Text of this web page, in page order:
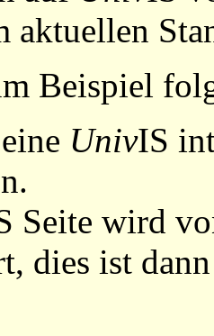
aktuellen
Beispiel
UnivIS
Seite wird
dies ist